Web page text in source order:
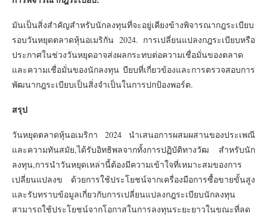
มันเป็นสิ่งสำคัญสำหรับนักลงทุนที่จะอยู่เคียงข้างพิจารณากฎระเบียบ
รอบวันหยุดตลาดหุ้นอเมริกัน 2024. การเปลี่ยนแปลงกฎระเบียบหรือ
ประกาศในช่วงวันหยุดอาจส่งผลกระทบต่อความเชื่อมั่นของตลาด
และความเชื่อมั่นของนักลงทุน บียบที่เกี่ยวข้องและการตรวจสอบการ
พัฒนากฎระเบียบเป็นสิ่งจำเป็นในการปกป้องพอร์ต.
สรุป
วันหยุดตลาดหุ้นอเมริกา 2024 นำเสนอการผสมผสานของประเพณี
และความทันสมัย,ได้รับอิทธิพลจากทั้งการปฏิบัติทางวัฒ สำหรับนัก
ลงทุน,การนำวันหยุดเหล่านี้ต้องมีความเข้าใจที่เหมาะสมของการ
เปลี่ยนแปลงข ด้วยการใช้ประโยชน์จากเครื่องมือการซื้อขายขั้นสูง
และรับทราบข้อมูลเกี่ยวกับการเปลี่ยนแปลงกฎระเบียบนักลงทุน
สามารถใช้ประโยชน์จากโอกาสในการลงทุนระยะยาวในขณะที่ลด